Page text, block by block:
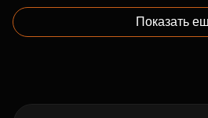
Показать